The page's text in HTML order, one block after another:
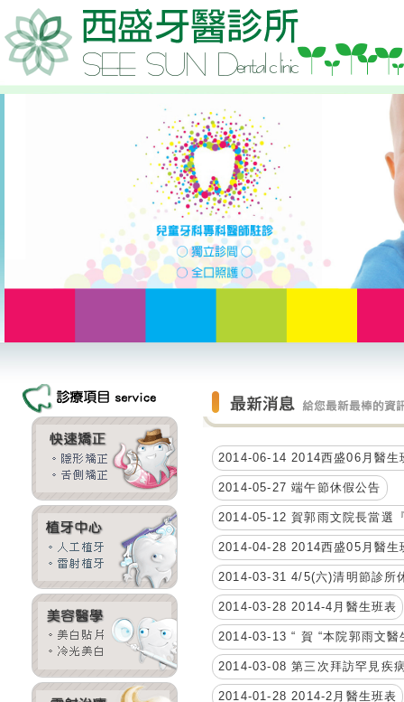
2014-06-14 2014西盛06月醫生
2014-05-27 端午節休假公告
2014-05-12 賀郭雨文院長當選
2014-04-28 2014西盛05月醫
2014-03-31 4/5(六)清明節診所
2014-03-28 2014-4月醫生班表
2014-03-13 “ 賀 “本院郭雨文
2014-03-08 第三次拜訪罕見疾
2014-01-28 2014-2月醫生班表